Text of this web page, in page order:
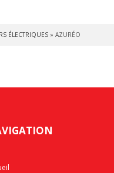
ÉLECTRIQUES » AZURÉO